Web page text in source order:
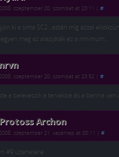
2008. szeptember 20. szombat at 23:11 #
ki a sima SC2…aztán míg azzal
meg az alapjáték ez a mnimum…
nrvn
2008. szeptember 20. szombat at 23:52 #
a beleveszik a tervekbe és a benne
Protoss Archon
2008. szeptember 21. vasárnap at 00:11 #
#9 üzenetére: